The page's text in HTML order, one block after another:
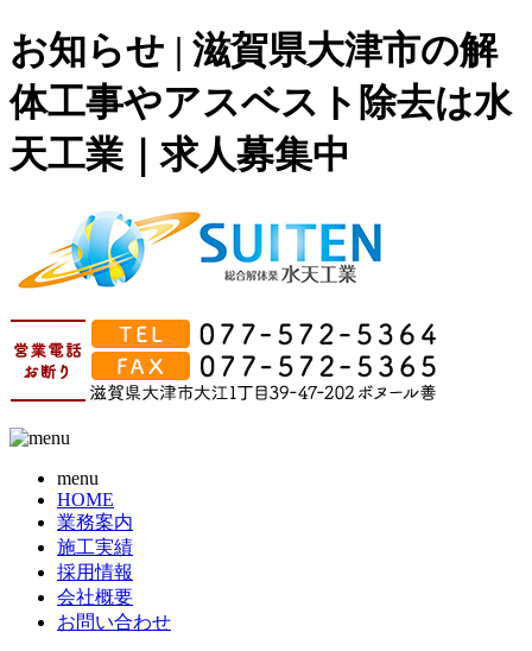
お知らせ | 滋賀県大津市の解
体工事やアスベスト除去は水
天工業｜求人募集中
menu
HOME
業務案内
施工実績
採用情報
会社概要
お問い合わせ